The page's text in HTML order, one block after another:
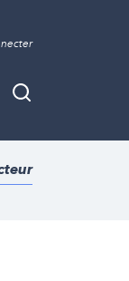
Recherche